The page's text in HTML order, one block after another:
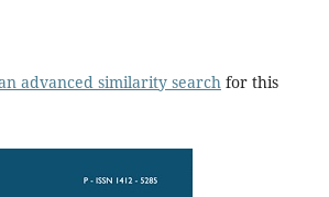
advanced similarity searchfor this